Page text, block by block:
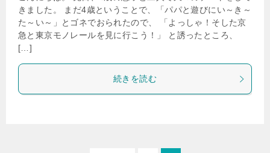
きました。 まだ4歳ということで、「パパと遊びにい～き～
た～い～」とゴネでおられたので、 「よっしゃ！そした京
急と東京モノレールを見に行こう！」 と誘ったところ、
[…]
続きを読む